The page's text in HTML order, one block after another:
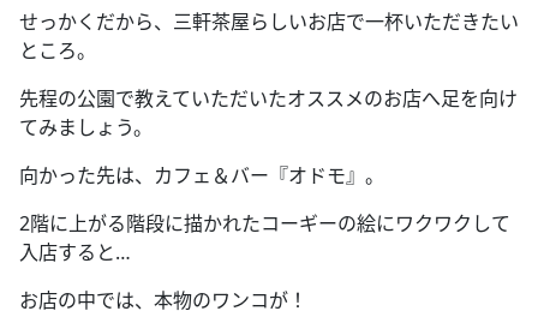
せっかくだから、三軒茶屋らしいお店で一杯いただきたい
ところ。
先程の公園で教えていただいたオススメのお店へ足を向け
てみましょう。
向かった先は、カフェ＆バー『オドモ』。
2階に上がる階段に描かれたコーギーの絵にワクワクして
入店すると…
お店の中では、本物のワンコが！